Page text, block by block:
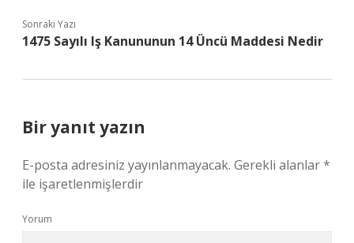
Sonraki Yazı
1475 Sayılı Iş Kanununun 14 Üncü Maddesi Nedir
Bir yanıt yazın
E-posta adresiniz yayınlanmayacak. Gerekli alanlar*
ile işaretlenmişlerdir
Yorum